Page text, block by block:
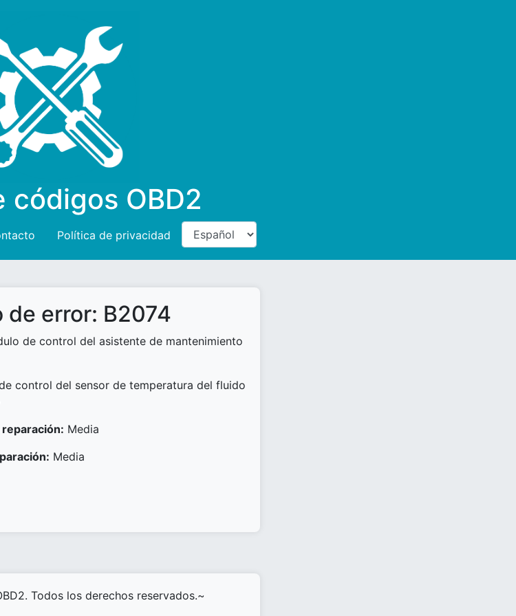
códigos OBD2
Política de privacidad
de error: B2074
de control del asistente de mantenimiento
control del sensor de temperatura del fluido
Media
Media
Todos los derechos reservados.~